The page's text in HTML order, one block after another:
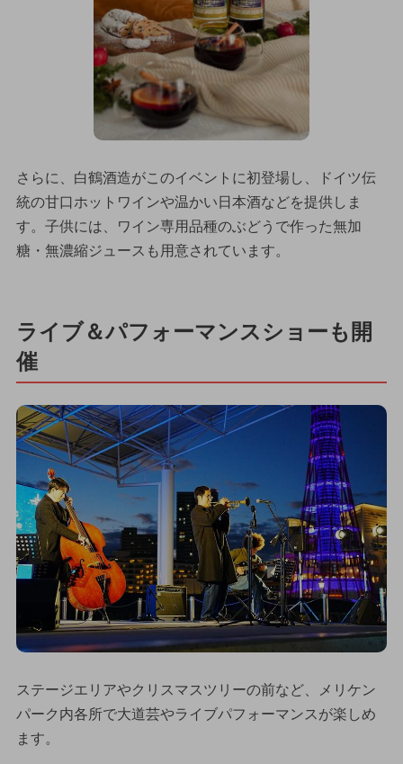
さらに、白鶴酒造がこのイベントに初登場し、ドイツ伝
統の甘口ホットワインや温かい日本酒などを提供しま
す。子供には、ワイン専用品種のぶどうで作った無加
糖・無濃縮ジュースも用意されています。
ライブ＆パフォーマンスショーも開
催
ステージエリアやクリスマスツリーの前など、メリケン
パーク内各所で大道芸やライブパフォーマンスが楽しめ
ます。